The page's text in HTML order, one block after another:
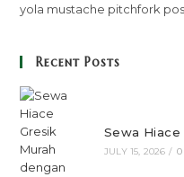
yola mustache pitchfork
Recent Posts
Sewa Hiace
JULY 15, 2026 / 0